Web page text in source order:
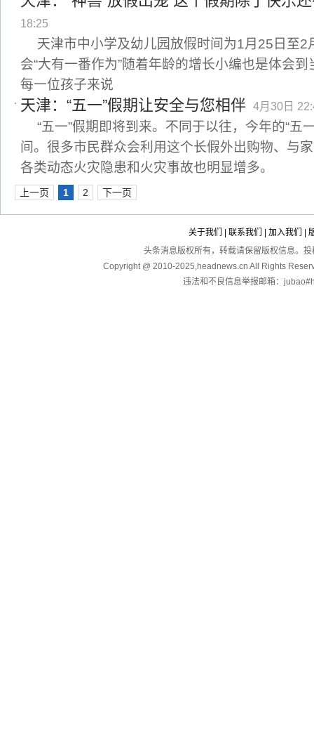
18:25
天津市中小学及幼儿园放假时间为1月25日至2
会“大有一番作为”随着年龄的增长小编也是体会
每一位孩子来说
天津：“五一”假期让安全与您相伴 4月30日
“五一”假期即将到来。不同于以往，今年的“五
间。很多市民群众会利用这个长假外出购物、与
各类动态火灾隐患和火灾事故也明显增多。
上一页 1 2 下一页
关于我们 联系我们 加入我们
头条消息版权所有，转载请保留版权信息。
Copyright @ 2010-2025,headnews.cn All Rights
违法和不良信息举报邮箱：